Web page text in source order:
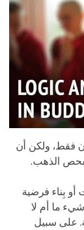
فقط، ولكن أن
الذهب.
أو بِناء فرضية
ما أم لا
على سبيل